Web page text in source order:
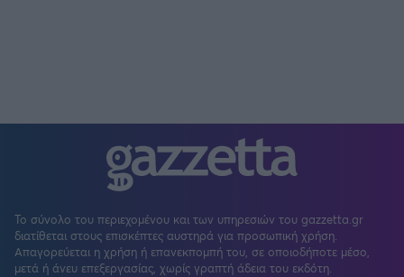
Το σύνολο του περιεχομένου και των υπηρεσιών του gazzetta.gr
διατίθεται στους επισκέπτες αυστηρά για προσωπική χρήση.
Απαγορεύεται η χρήση ή επανεκπομπή του, σε οποιοδήποτε μέσο,
μετά ή άνευ επεξεργασίας, χωρίς γραπτή άδεια του εκδότη.